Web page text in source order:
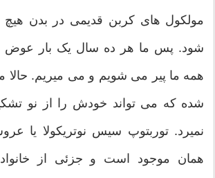
مولکول های کربن قدیمی در بدن هیچ
شود. پس ما هر ده سال یک بار عوض
همه ما پیر می شویم و می میریم. حالا
شده که می تواند خودش را از نو
نمیرد. توربتوپ سیس نوتریکولا یا
همان موجود است و جزئی از